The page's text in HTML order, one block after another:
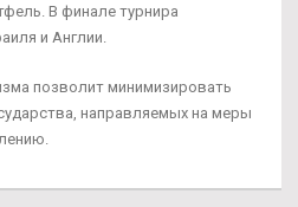
В финале турнира
и Англии.
позволит минимизировать
направляемых на меры